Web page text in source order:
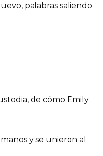
palabras saliendo
de cómo Emily
y se unieron al